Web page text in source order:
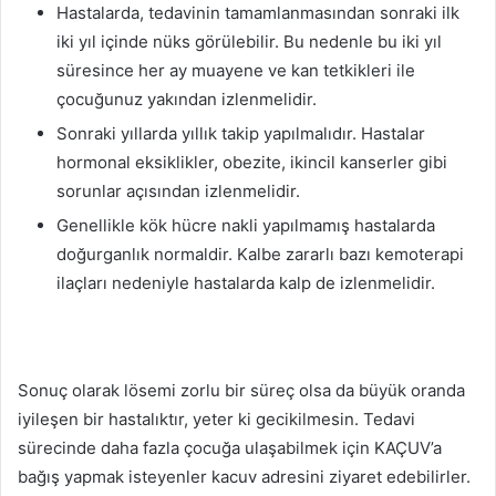
Hastalarda, tedavinin tamamlanmasından sonraki ilk
iki yıl içinde nüks görülebilir. Bu nedenle bu iki yıl
süresince her ay muayene ve kan tetkikleri ile
çocuğunuz yakından izlenmelidir.
Sonraki yıllarda yıllık takip yapılmalıdır. Hastalar
hormonal eksiklikler, obezite, ikincil kanserler gibi
sorunlar açısından izlenmelidir.
Genellikle kök hücre nakli yapılmamış hastalarda
doğurganlık normaldir. Kalbe zararlı bazı kemoterapi
ilaçları nedeniyle hastalarda kalp de izlenmelidir.
Sonuç olarak lösemi zorlu bir süreç olsa da büyük oranda
iyileşen bir hastalıktır, yeter ki gecikilmesin. Tedavi
sürecinde daha fazla çocuğa ulaşabilmek için KAÇUV’a
bağış yapmak isteyenler kacuv adresini ziyaret edebilirler.